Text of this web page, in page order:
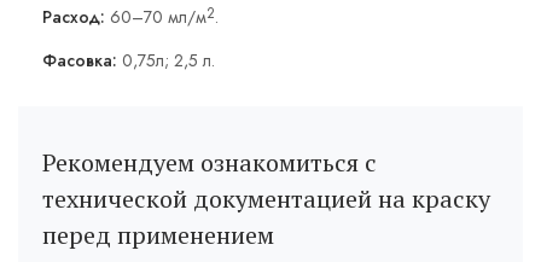
Расход: 60–70 мл/м2.
Фасовка: 0,75л; 2,5 л.
Рекомендуем ознакомиться с
технической документацией на краску
перед применением